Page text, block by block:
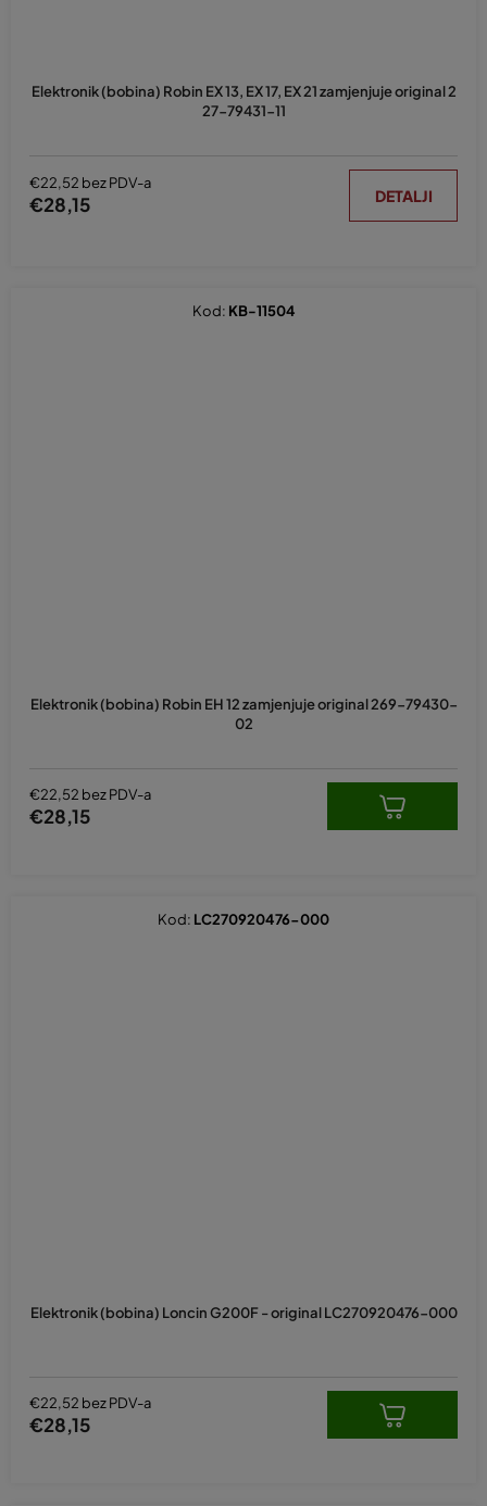
Elektronik (bobina) Robin EX 13, EX 17, EX 21 zamjenjuje original 2
27-79431-11
€22,52 bez PDV-a
€28,15 DETALJI
Elektronik (bobina) Robin EH 12 zamjenjuje original 269-79430-
02
€22,52 bez PDV-a
€28,15
Kod: KB-11504
Elektronik (bobina) Loncin G200F - original LC270920476-000
€22,52 bez PDV-a
€28,15
Kod: LC270920476-000